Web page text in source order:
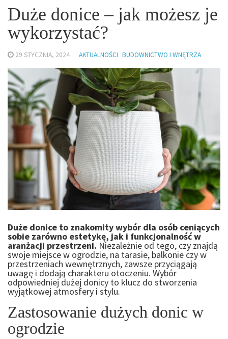
Duże donice – jak możesz je
wykorzystać?
29 STYCZNIA, 2024 AKTUALNOŚCI BUDOWNICTWO I WNĘTRZA
Duże donice to znakomity wybór dla osób ceniących
sobie zarówno estetykę, jak i funkcjonalność w
aranżacji przestrzeni. Niezależnie od tego, czy znajdą
swoje miejsce w ogrodzie, na tarasie, balkonie czy w
przestrzeniach wewnętrznych, zawsze przyciągają
uwagę i dodają charakteru otoczeniu. Wybór
odpowiedniej dużej donicy to klucz do stworzenia
wyjątkowej atmosfery i stylu.
Zastosowanie dużych donic w
ogrodzie